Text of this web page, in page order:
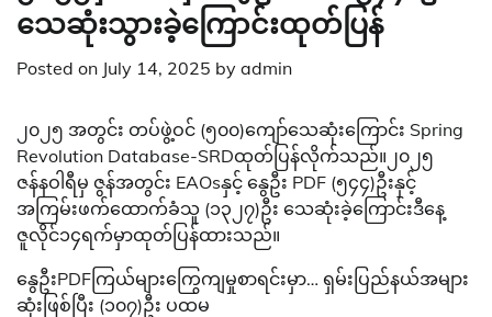
သေဆုံးသွားခဲ့ကြောင်းထုတ်ပြန်
Posted on July 14, 2025 by admin
၂၀၂၅ အတွင်း တပ်ဖွဲ့ဝင် (၅၀၀)ကျော်သေဆုံးကြောင်း Spring
Revolution Database-SRDထုတ်ပြန်လိုက်သည်။၂၀၂၅
ဇန်နဝါရီမှ ဇွန်အတွင်း EAOsနှင့် နွေဦး PDF (၅၄၄)ဦးနှင့်
အကြမ်းဖက်ထောက်ခံသူ (၁၃၂၇)ဦး သေဆုံးခဲ့ကြောင်းဒီနေ့
ဇူလိုင်၁၄ရက်မှာထုတ်ပြန်ထားသည်။
နွေဦးPDFကြယ်များကြွေကျမှုစာရင်းမှာ… ရှမ်းပြည်နယ်အများ
ဆုံးဖြစ်ပြီး (၁၀၇)ဦး ပထမ